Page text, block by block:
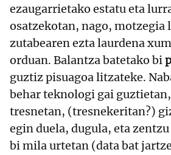
ezaugarrietako estatu eta
osatzekotan, nago, motzegia
zutabearen ezta laurdena
orduan. Balantza batetako bi
guztiz pisuagoa litzateke.
behar teknologi gai
tresnetan, (tresnekeritan?)
egin duela, dugula, eta
bi mila urtetan (data bat